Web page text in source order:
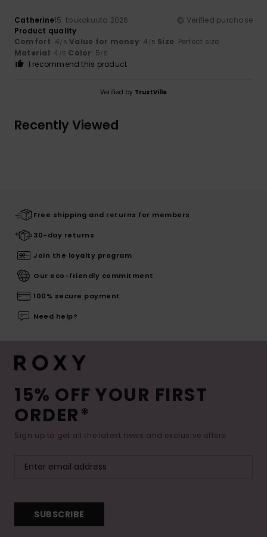
Catherine15. toukokuuta 2026
Verified purchase
Product quality
Comfort: 4/5 Value for money: 4 /5 Size: Perfect size
Material: 4 /5 Color: 5/5
I recommend this product
Verified by TrustVille
Recently Viewed
Free shipping and returns for members
30-day returns
Join the loyalty program
Our eco-friendly commitment
100% secure payment
Need help?
15% OFF YOUR FIRST
ORDER*
Sign up to get all the latest news and exclusive offers.
SUBSCRIBE